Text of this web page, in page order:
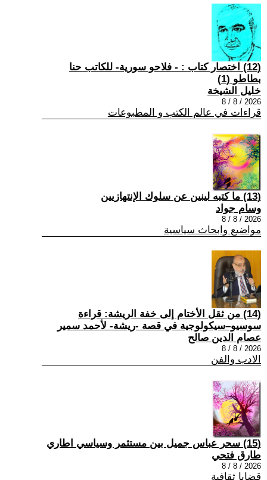
(12) اختصار كتاب : - فلاحو سورية- للكاتب حنا
بطاطو (1)
خليل الشيخة
2026 / 8 / 8
قراءات في عالم الكتب و المطبوعات
(13) ما كتبه لينين عن سلوك الإنتهازيين
وسام جواد
2026 / 8 / 8
مواضيع وابحاث سياسية
(14) من ثقل الأختام إلى خفة الريشة: قراءة
سوسيو–سيكولوجية في قصة -ريشة- لأحمد سمير
عصام الدين صالح
2026 / 8 / 8
الادب والفن
(15) سحر عباس جميل بين مستثمر وسياسي اطاري
طارق فتحي
2026 / 8 / 8
قضايا ثقافية